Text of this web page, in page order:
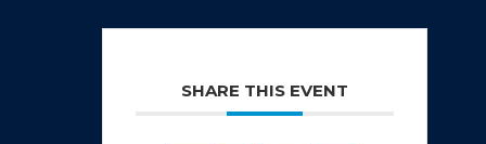
SHARE THIS EVENT